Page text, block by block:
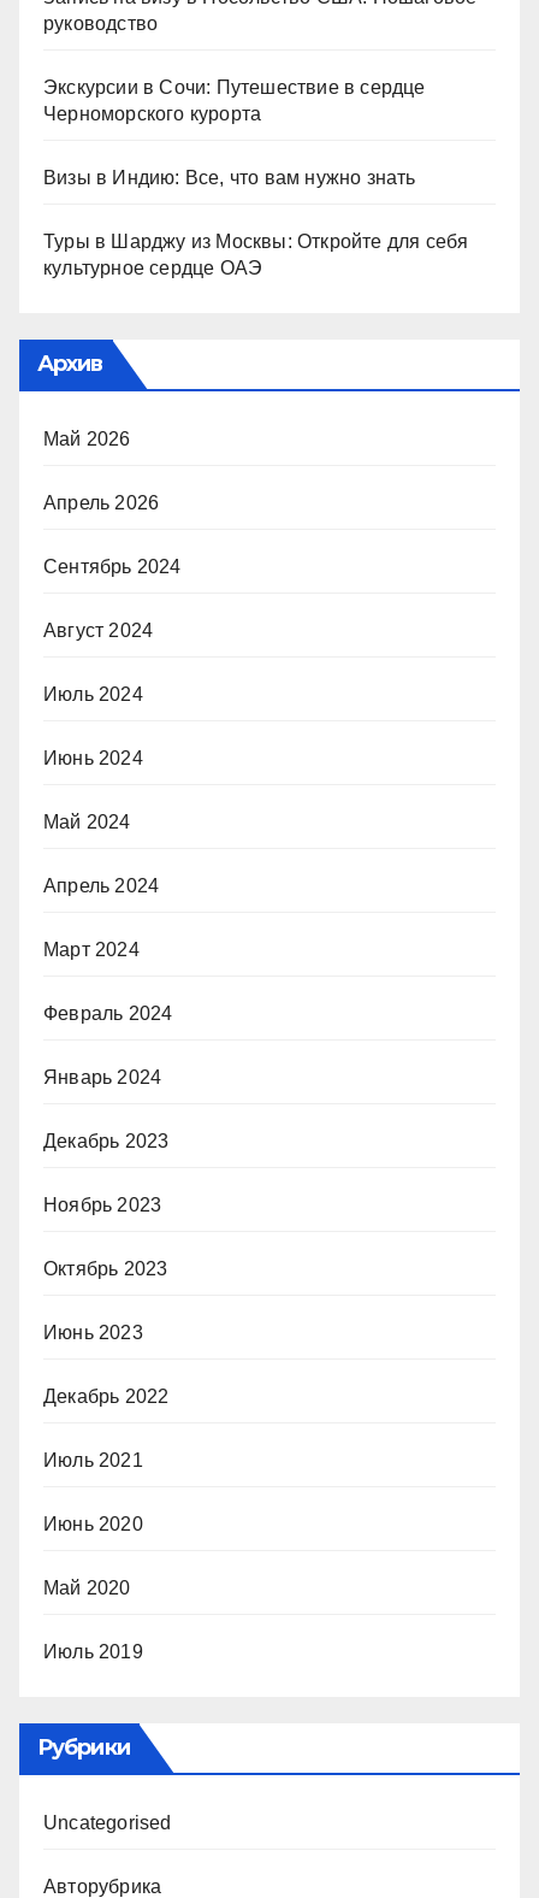
руководство
Экскурсии в Сочи: Путешествие в сердце
Черноморского курорта
Визы в Индию: Все, что вам нужно знать
Туры в Шарджу из Москвы: Откройте для себя
культурное сердце ОАЭ
Архив
Май 2026
Апрель 2026
Сентябрь 2024
Август 2024
Июль 2024
Июнь 2024
Май 2024
Апрель 2024
Март 2024
Февраль 2024
Январь 2024
Декабрь 2023
Ноябрь 2023
Октябрь 2023
Июнь 2023
Декабрь 2022
Июль 2021
Июнь 2020
Май 2020
Июль 2019
Рубрики
Uncategorised
Авторубрика